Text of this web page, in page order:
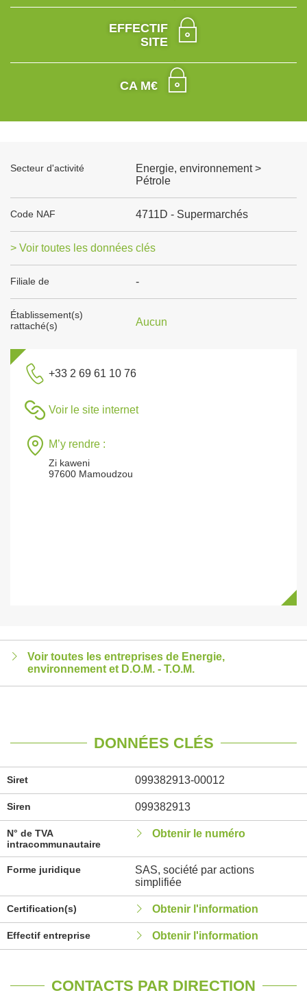
EFFECTIF
SITE
CA M€
Secteur d'activité
Energie, environnement >
Pétrole
Code NAF 4711D - Supermarchés
> Voir toutes les données clés
Filiale de -
Établissement(s)
rattaché(s)
Aucun
+33 2 69 61 10 76
Voir le site internet
M’y rendre :
Zi kaweni
97600 Mamoudzou
Voir toutes les entreprises de Energie,
environnement et D.O.M. - T.O.M.
DONNÉES CLÉS
Siret 099382913-00012
Siren 099382913
N° de TVA
intracommunautaire
Obtenir le numéro
Forme juridique
SAS, société par actions
simplifiée
Certification(s) Obtenir l'information
Effectif entreprise Obtenir l'information
CONTACTS PAR DIRECTION